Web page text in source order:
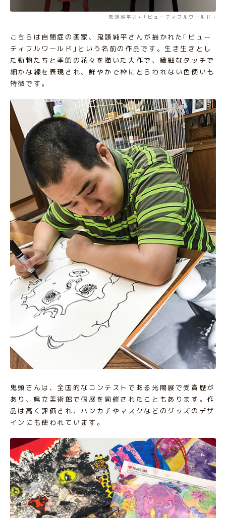
鬼頭純平さん｢ビューティフルワールド｣
こちらは自閉症の画家、鬼頭純平さんが描かれた｢ビュー
ティフルワールド｣という名前の作品です。生き生きとし
た動物たちと季節の花々を描いた大作で、繊細なタッチで
細かな線を表現され、鮮やかで枠にとらわれない色使いも
特徴です。
鬼頭さんは、全国的なコンテストである光陽展で受賞歴が
あり、県立美術館で個展を開催されたこともあります。作
品は高く評価され、ハンカチやマスクなどのグッズのデザ
インにも使われています。